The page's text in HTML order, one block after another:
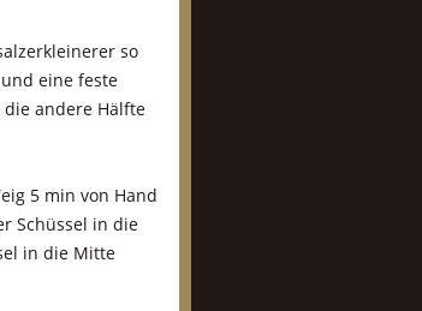
so
eine feste
andere Hälfte
5 min von Hand
Schüssel in die
in die Mitte